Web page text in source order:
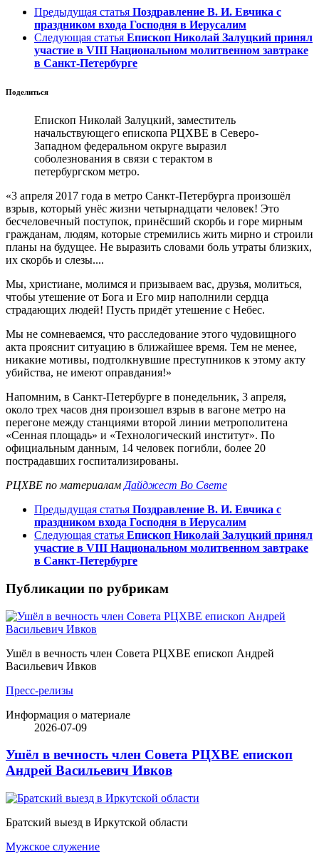
Предыдущая статья Поздравление В. И. Евчика с
праздником входа Господня в Иерусалим
Следующая статья Епископ Николай Залуцкий принял
участие в VIII Национальном молитвенном завтраке
в Санкт-Петербурге
Поделиться
Епископ Николай Залуцкий, заместитель
начальствующего епископа РЦХВЕ в Северо-
Западном федеральном округе выразил
соболезнования в связи с терактом в
петербургском метро.
«3 апреля 2017 года в метро Санкт-Петербурга произошёл
взрыв, который унёс жизни четырнадцати человек! Это
бесчеловечный поступок, принёсший скорбь и горе мирным
гражданам, людям, которые стремились жить мирно и строили
планы на будущее. Не выразить словами боль утраты близких,
их скорбь и слезы....
Мы, христиане, молимся и призываем вас, друзья, молиться,
чтобы утешение от Бога и Его мир наполнили сердца
страдающих людей! Пусть придёт утешение с Небес.
Мы не сомневаемся, что расследование этого чудовищного
акта прояснит ситуацию в ближайшее время. Тем не менее,
никакие мотивы, подтолкнувшие преступников к этому акту
убийства, не имеют оправдания!»
Напомним, в Санкт-Петербурге в понедельник, 3 апреля,
около трех часов дня произошел взрыв в вагоне метро на
перегоне между станциями второй линии метрополитена
«Сенная площадь» и «Технологический институт». По
официальным данным, 14 человек погибли, более 20
пострадавших госпитализированы.
РЦХВЕ по материалам Дайджест Во Свете
Предыдущая статья Поздравление В. И. Евчика с
праздником входа Господня в Иерусалим
Следующая статья Епископ Николай Залуцкий принял
участие в VIII Национальном молитвенном завтраке
в Санкт-Петербурге
Публикации по рубрикам
Ушёл в вечность член Совета РЦХВЕ епископ Андрей
Васильевич Ивков
Пресс-релизы
Информация о материале
2026-07-09
Ушёл в вечность член Совета РЦХВЕ епископ
Андрей Васильевич Ивков
Братский выезд в Иркутской области
Мужское служение